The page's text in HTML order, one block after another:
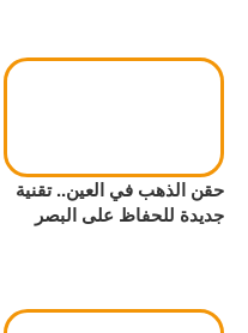
حقن الذهب في العين.. تقنية
جديدة للحفاظ على البصر